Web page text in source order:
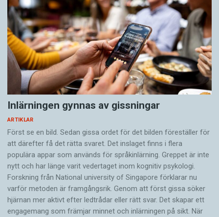
Inlärningen gynnas av gissningar
ARTIKLAR
Först se en bild. Sedan gissa ordet för det bilden föreställer för
att därefter få det rätta svaret. Det inslaget finns i flera
populära appar som används för språkinlärning. Greppet är inte
nytt och har länge varit vedertaget inom kognitiv psykologi.
Forskning från National university of Singa­pore förklarar nu
varför metoden är framgångsrik. Genom att först gissa ­söker
hjärnan mer aktivt ­efter ledtrådar eller rätt svar. Det skapar ett
engagemang som främjar minnet och inlärningen på sikt. När